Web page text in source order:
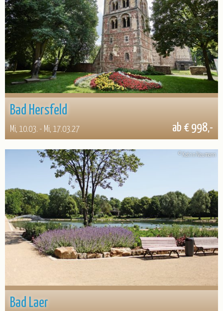
Bad Hersfeld
Mi, 10.03. - Mi, 17.03.27 ab € 998,-
© Katrin Neumann
Bad Laer